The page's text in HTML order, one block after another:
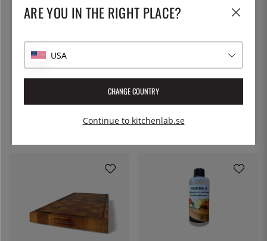
Fler val
Japansk Sushiskärbräda, Svart
CULIMAT
Skärbräda i ekträ med ränna,
2495:-
ARE YOU IN THE RIGHT PLACE?
USA
CHANGE COUNTRY
Continue to kitchenlab.se